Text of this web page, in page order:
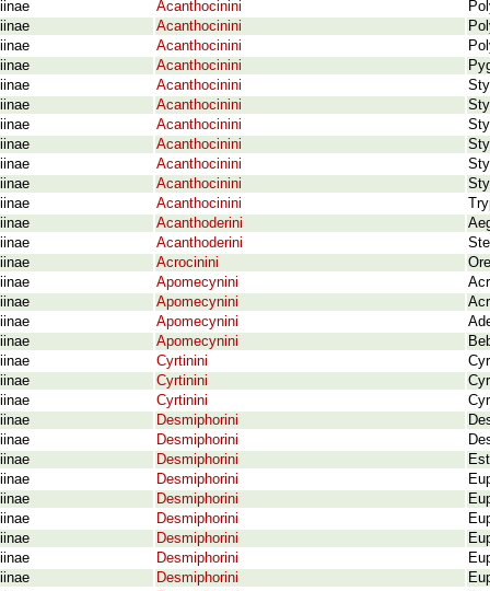
Acanthocinini
Acanthocinini
Acanthocinini
Acanthocinini
Acanthocinini
Acanthocinini
Acanthocinini
Acanthocinini
Acanthocinini
Acanthocinini
Acanthocinini
Acanthoderini
Acanthoderini
Acrocinini
Apomecynini
Apomecynini
Apomecynini
Apomecynini
Cyrtinini
Cyrtinini
Cyrtinini
Desmiphorini
Desmiphorini
Desmiphorini
Desmiphorini
Desmiphorini
Desmiphorini
Desmiphorini
Desmiphorini
Desmiphorini